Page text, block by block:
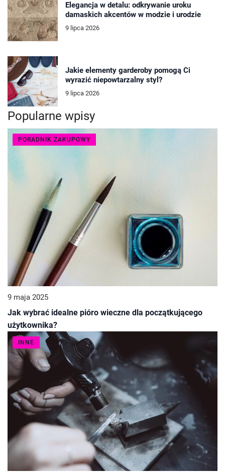
Elegancja w detalu: odkrywanie uroku
damaskich akcentów w modzie i urodzie
9 lipca 2026
Jakie elementy garderoby pomogą Ci
wyrazić niepowtarzalny styl?
9 lipca 2026
Popularne wpisy
PORADNIK ZAKUPOWY
9 maja 2025
Jak wybrać idealne pióro wieczne dla początkującego
użytkownika?
INNE